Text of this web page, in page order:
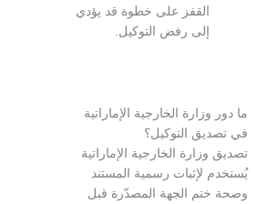
على خطوة قد يؤدي
رفض التوكيل.
الخارجية الإماراتية
التوكيل؟
الخارجية الإماراتية
رسمية المستند
الجهة المصدّرة قبل